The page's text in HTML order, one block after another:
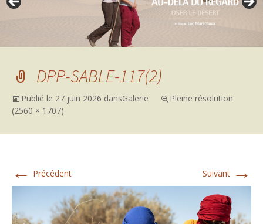
DPP-SABLE-117(2)
Publié le 27 juin 2026 dansGalerie
Pleine résolution
(2560 × 1707)
← Précédent Suivant →